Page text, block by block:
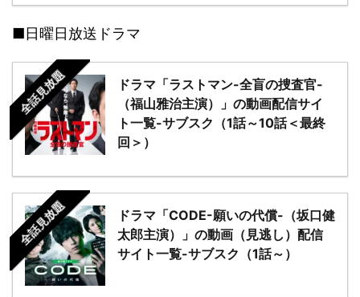
■日曜日放送ドラマ
全話見放題
ドラマ「ラストマン-全盲の捜査官-
（福山雅治主演）」の動画配信サイ
ト一覧-サブスク（1話～10話＜最終
回＞）
全話見放題
ドラマ「CODE-願いの代償-（坂口健
太郎主演）」の動画（見逃し）配信
サイト一覧-サブスク（1話～）